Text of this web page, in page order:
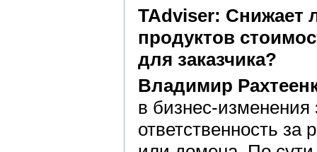
TAdviser: Снижает
продуктов
для заказчика?
Владимир
в бизнес-изменения
ответственность